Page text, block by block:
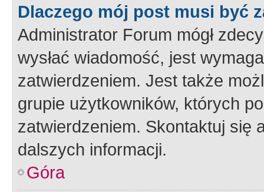
Dlaczego mój post musi być
Administrator Forum mógł
wysłać wiadomość, jest
zatwierdzeniem. Jest także
grupie użytkowników, których
zatwierdzeniem. Skontaktuj się
dalszych informacji.
Góra